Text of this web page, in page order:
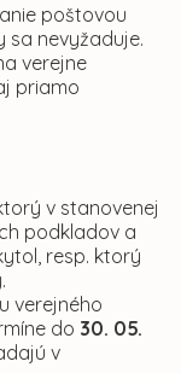
poštovou
sa nevyžaduje.
verejne
priamo
v stanovenej
podkladov a
resp. ktorý
verejného
do 30. 05.
v